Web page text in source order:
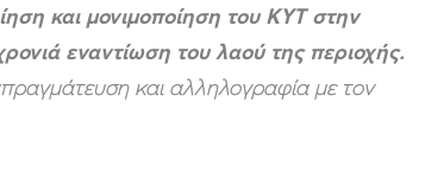
και μονιμοποίηση του ΚΥΤ στην
εναντίωση του λαού της περιοχής.
και αλληλογραφία με τον